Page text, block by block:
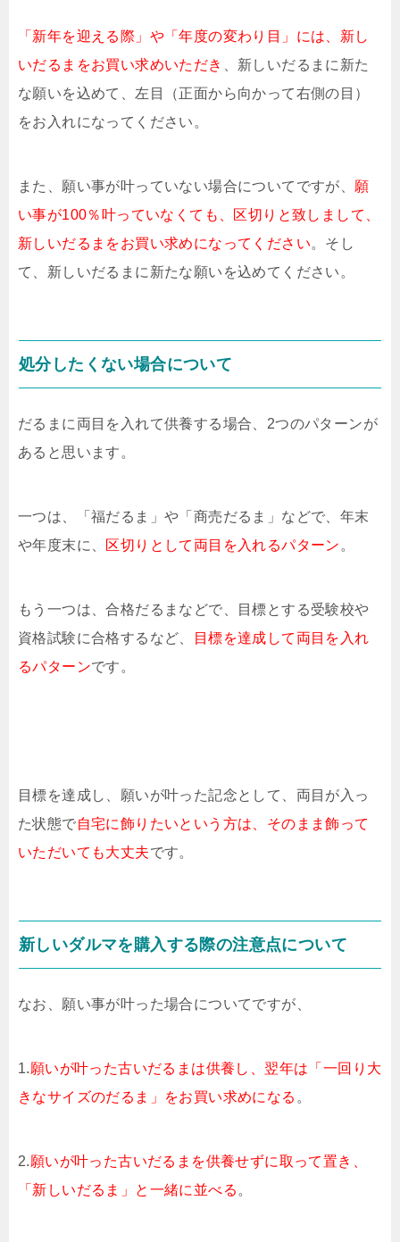
「新年を迎える際」や「年度の変わり目」には、新し
いだるまをお買い求めいただき
、新しいだるまに新た
な願いを込めて、左目（正面から向かって右側の目）
をお入れになってください。
また、願い事が叶っていない場合についてですが、 願
い事が100％叶っていなくても、区切りと致しまして、
新しいだるまをお買い求めになってください。そし
て、新しいだるまに新たな願いを込めてください。
処分したくない場合について
だるまに両目を入れて供養する場合、2つのパターンが
あると思います。
一つは、「福だるま」や「商売だるま」などで、年末
や年度末に、 区切りとして両目を入れるパターン 。
もう一つは、合格だるまなどで、目標とする受験校や
資格試験に合格するなど、
目標を達成して両目を入れ
るパターンです。
目標を達成し、願いが叶った記念として、両目が入っ
た状態で自宅に飾りたいという方は、そのまま飾って
いただいても大丈夫です。
新しいダルマを購入する際の注意点について
なお、願い事が叶った場合についてですが、
1.願いが叶った古いだるまは供養し、翌年は「一回り大
きなサイズのだるま」をお買い求めになる 。
2.願いが叶った古いだるまを供養せずに取って置き、
「新しいだるま」と一緒に並べる 。